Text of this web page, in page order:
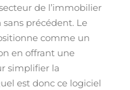
de l’immobilier
précédent. Le
comme un
en offrant une
simplifier la
est donc ce logiciel